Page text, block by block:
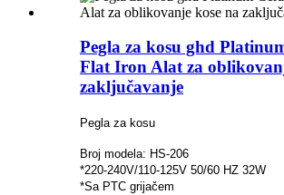
Pegla za kosu ghd
Flat Iron Alat za
zaključavanje
Pegla za kosu
Broj modela: HS-206
*220-240V/110-125V 50/60 HZ 32W
*Sa PTC grijačem